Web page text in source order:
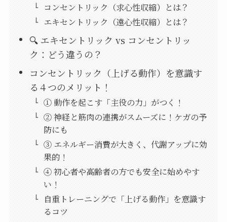
コンセントリック（求心性収縮）とは？
エキセントリック（遠心性収縮）とは？
🔍 エキセントリック vs コンセントリッ
ク：どう違うの？
コンセントリック（上げる動作）を意識す
る４つのメリット！
① 動作を起こす「主役の力」がつく！
② 神経と筋肉の連携がスムーズに！ケガの予
防にも
③ エネルギー消費が大きく、代謝アップに効
果的！
④ 初心者や高齢者の方でも安全に始めやす
い！
自重トレーニングで「上げる動作」を意識す
るコツ